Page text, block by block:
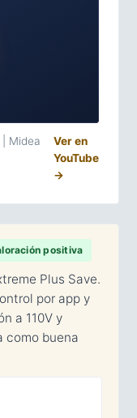
| Midea
Ver en
YouTube
→
positiva
Plus Save.
por app y
a 110V y
como buena